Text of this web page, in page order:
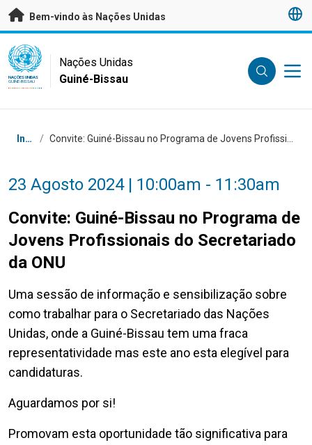
Saltar para conteúdo principal
Bem-vindo às Nações Unidas
UN Logo
NAÇÕES UNIDAS
GUINÉ-BISSAU
Nações Unidas
Guiné-Bissau
Breadcrumb
Início /
23 Agosto 2024 | 10:00am - 11:30am
Convite: Guiné-Bissau no Programa de
Jovens Profissionais do Secretariado
da ONU
Uma sessão de informação e sensibilização sobre
como trabalhar para o Secretariado das Nações
Unidas, onde a Guiné-Bissau tem uma fraca
representatividade mas este ano esta elegível para
candidaturas.
Aguardamos por si!
Promovam esta oportunidade tão significativa para